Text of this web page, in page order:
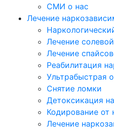
СМИ о нас
Лечение
Лечение
Лечение
Реабилитация
Ультрабыстрая
Снятие ломки
Детоксикация
Кодирование от
Лечение